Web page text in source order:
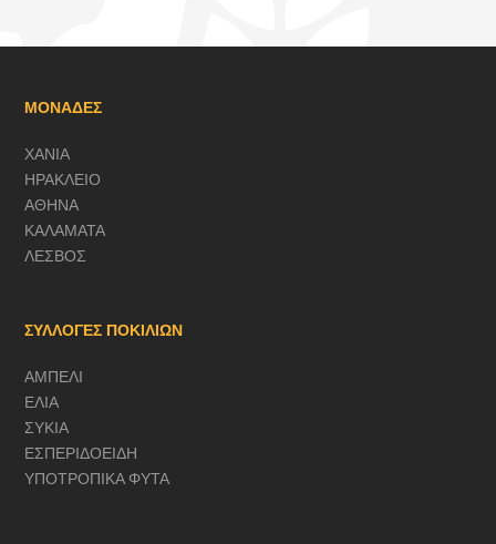
ΜΟΝΑΔΕΣ
ΧΑΝΙΑ
ΗΡΑΚΛΕΙΟ
ΑΘΗΝΑ
ΚΑΛΑΜΑΤΑ
ΛΕΣΒΟΣ
ΣΥΛΛΟΓΕΣ ΠΟΚΙΛΙΩΝ
ΑΜΠΕΛΙ
ΕΛΙΑ
ΣΥΚΙΑ
ΕΣΠΕΡΙΔΟΕΙΔΗ
ΥΠΟΤΡΟΠΙΚΑ ΦΥΤΑ